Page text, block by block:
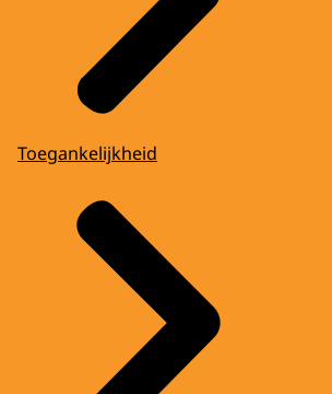
Toegankelijkheid